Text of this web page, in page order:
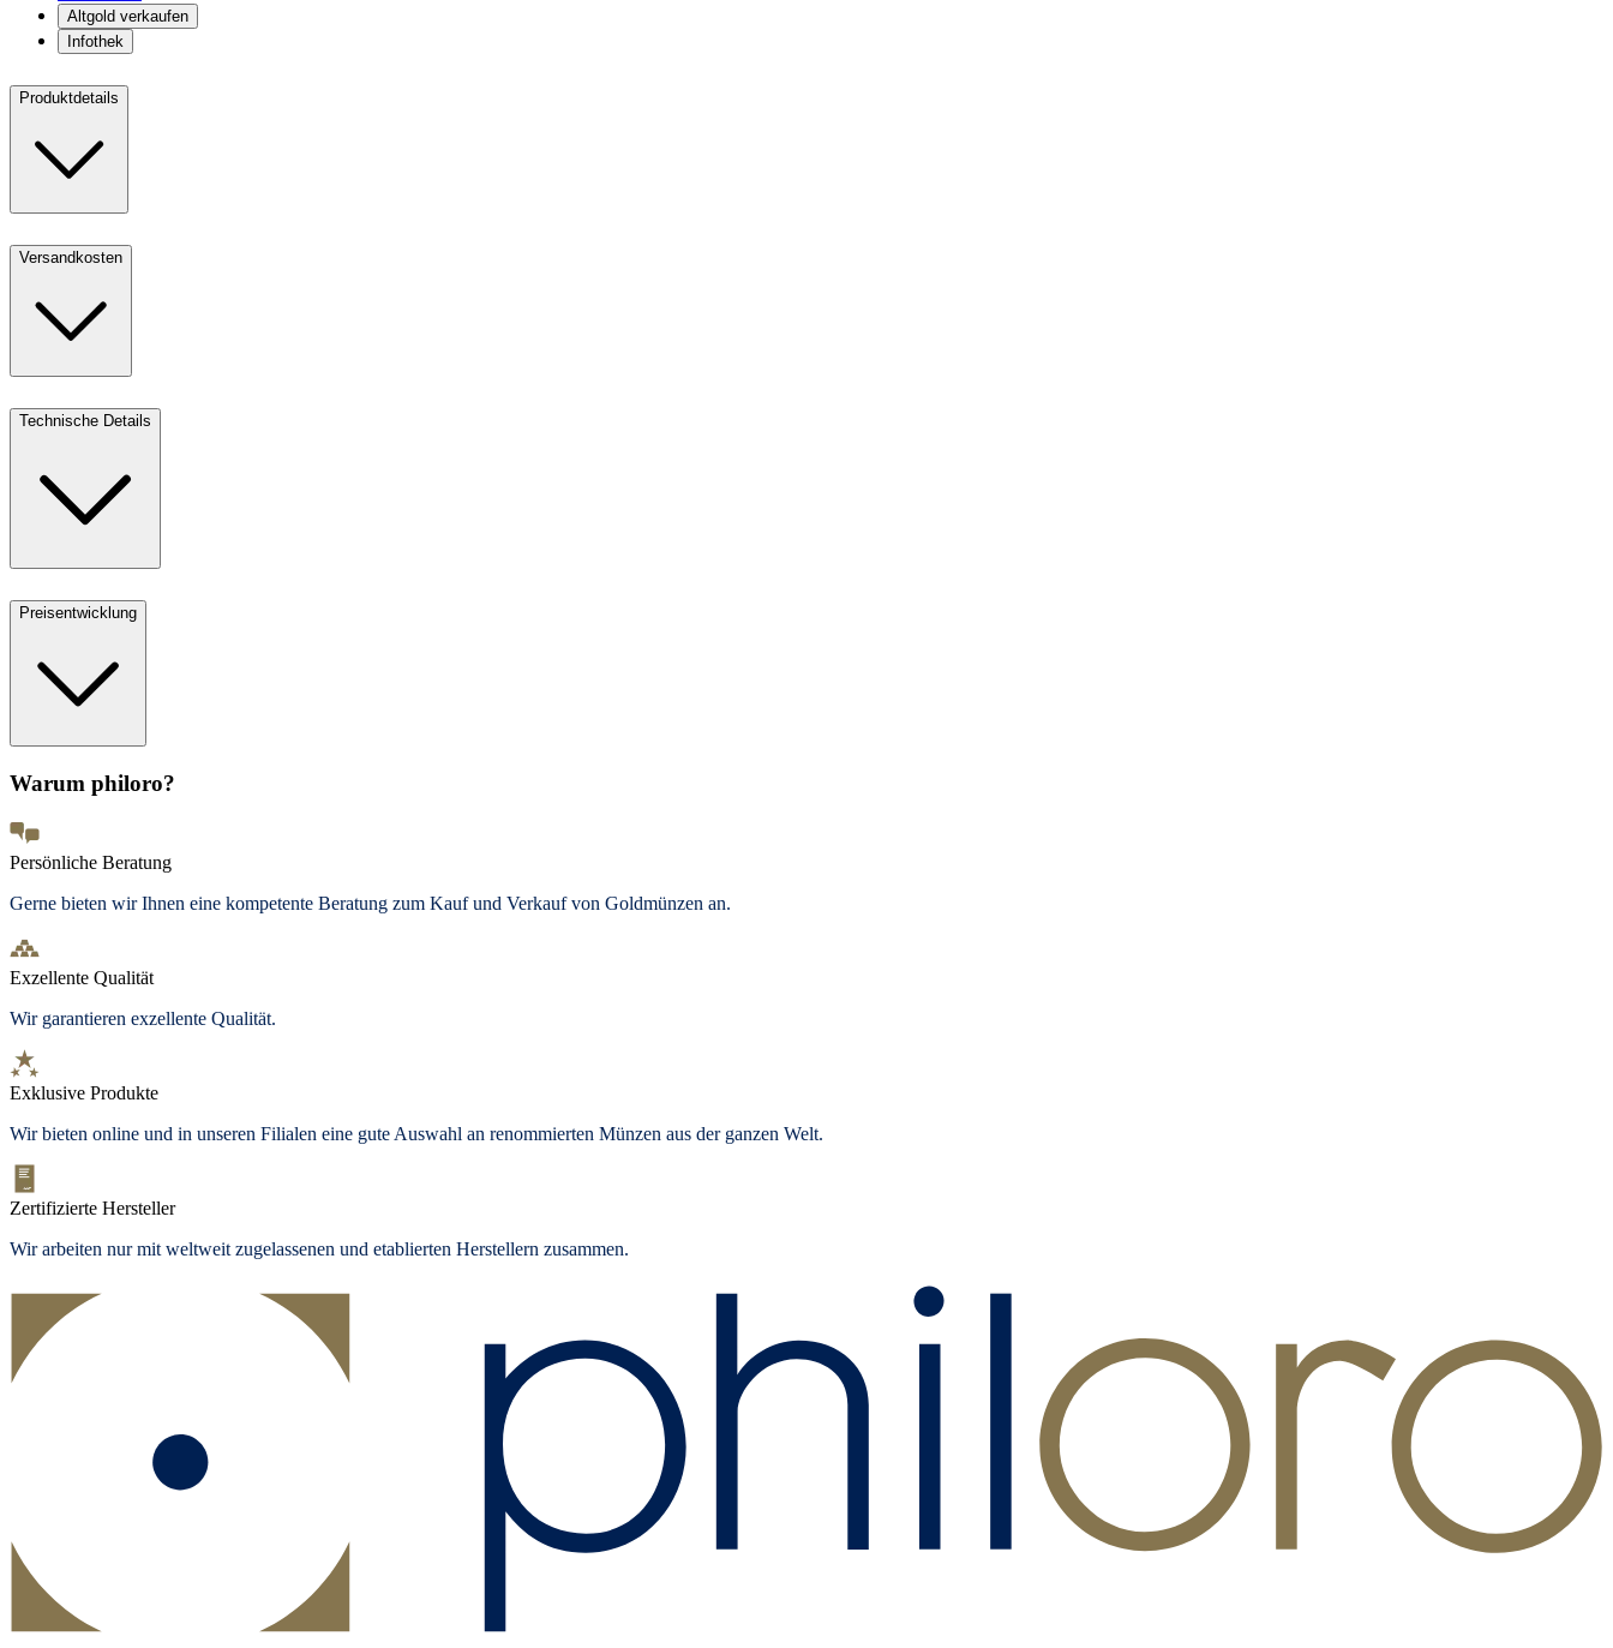
Altgold verkaufen
Infothek
Produktdetails
Versandkosten
Technische Details
Preisentwicklung
Warum philoro?
Persönliche Beratung
Gerne bieten wir Ihnen eine kompetente Beratung zum Kauf und Verkauf von Goldmünzen an.
Exzellente Qualität
Wir garantieren exzellente Qualität.
Exklusive Produkte
Wir bieten online und in unseren Filialen eine gute Auswahl an renommierten Münzen aus der ganzen Welt.
Zertifizierte Hersteller
Wir arbeiten nur mit weltweit zugelassenen und etablierten Herstellern zusammen.